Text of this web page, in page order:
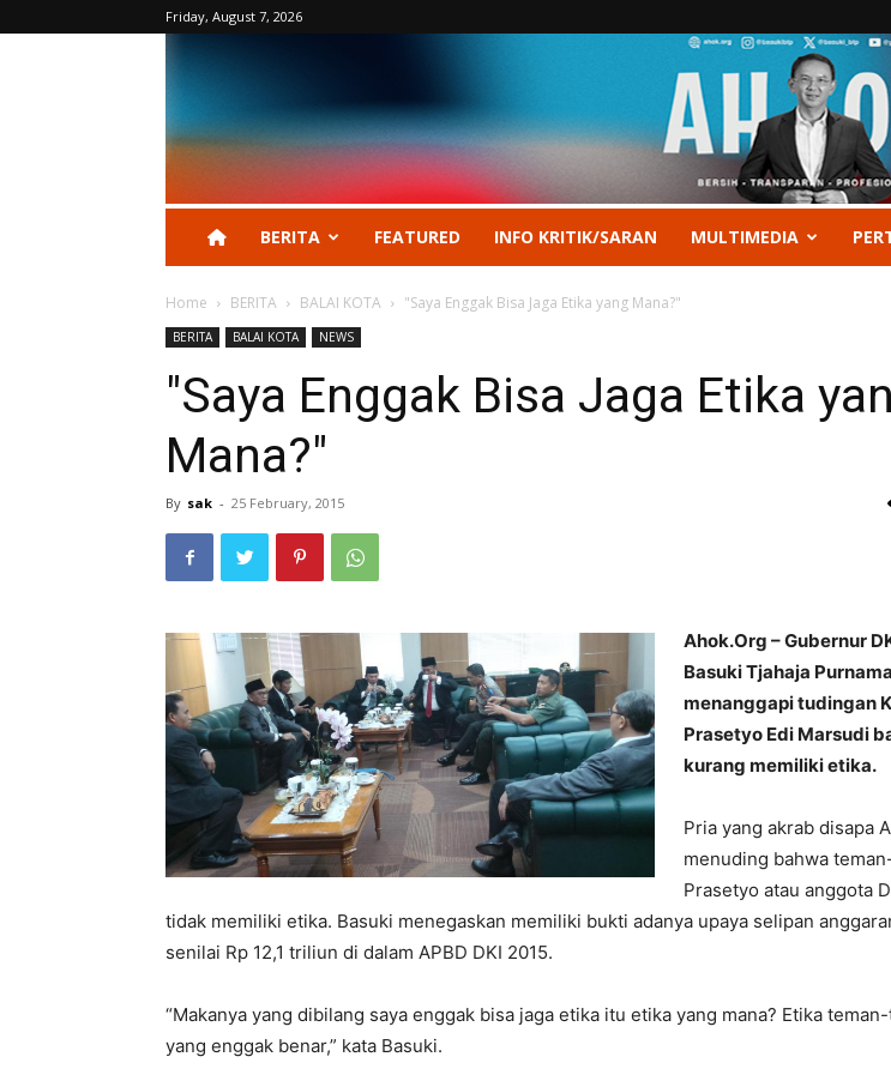
Friday, August 7, 2026
BERITA FEATURED INFO KRITIK/SARAN MULTIMEDIA
Home BERITA BALAI KOTA "Saya Enggak Bisa Jaga Etika yang Mana?"
BERITA BALAI KOTA NEWS
"Saya Enggak Bisa Jaga Etika
Mana?"
By sak - 25 February, 2015
Ahok.Org – Gubernur
Basuki Tjahaja Purnama
menanggapi tudingan
Prasetyo Edi Marsudi
kurang memiliki etika.
Pria yang akrab disapa
menuding bahwa
Prasetyo atau anggota
tidak memiliki etika. Basuki menegaskan memiliki bukti adanya upaya selipan
senilai Rp 12,1 triliun di dalam APBD DKI 2015.
“Makanya yang dibilang saya enggak bisa jaga etika itu etika yang mana? Etika
yang enggak benar,” kata Basuki.